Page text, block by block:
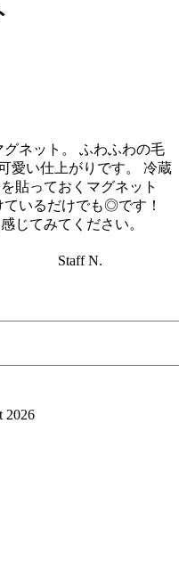
ネット。 ふわふわの毛
愛い仕上がりです。 冷蔵
貼っておくマグネット
いるだけでも◎です！
じてみてください。
N.
2026